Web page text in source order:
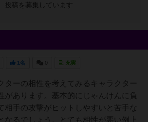
投稿を募集しています
1名 充実
ターの相性を考えてみるキャラクター
があります。基本的にじゃんけんに負
相手の攻撃がヒットしやすいと苦手な
なるでしょう。とても相性が悪い例上